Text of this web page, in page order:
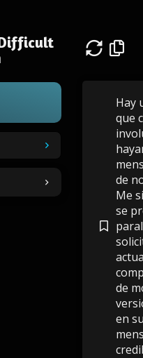
Hay
que
de
Me
se
de
en